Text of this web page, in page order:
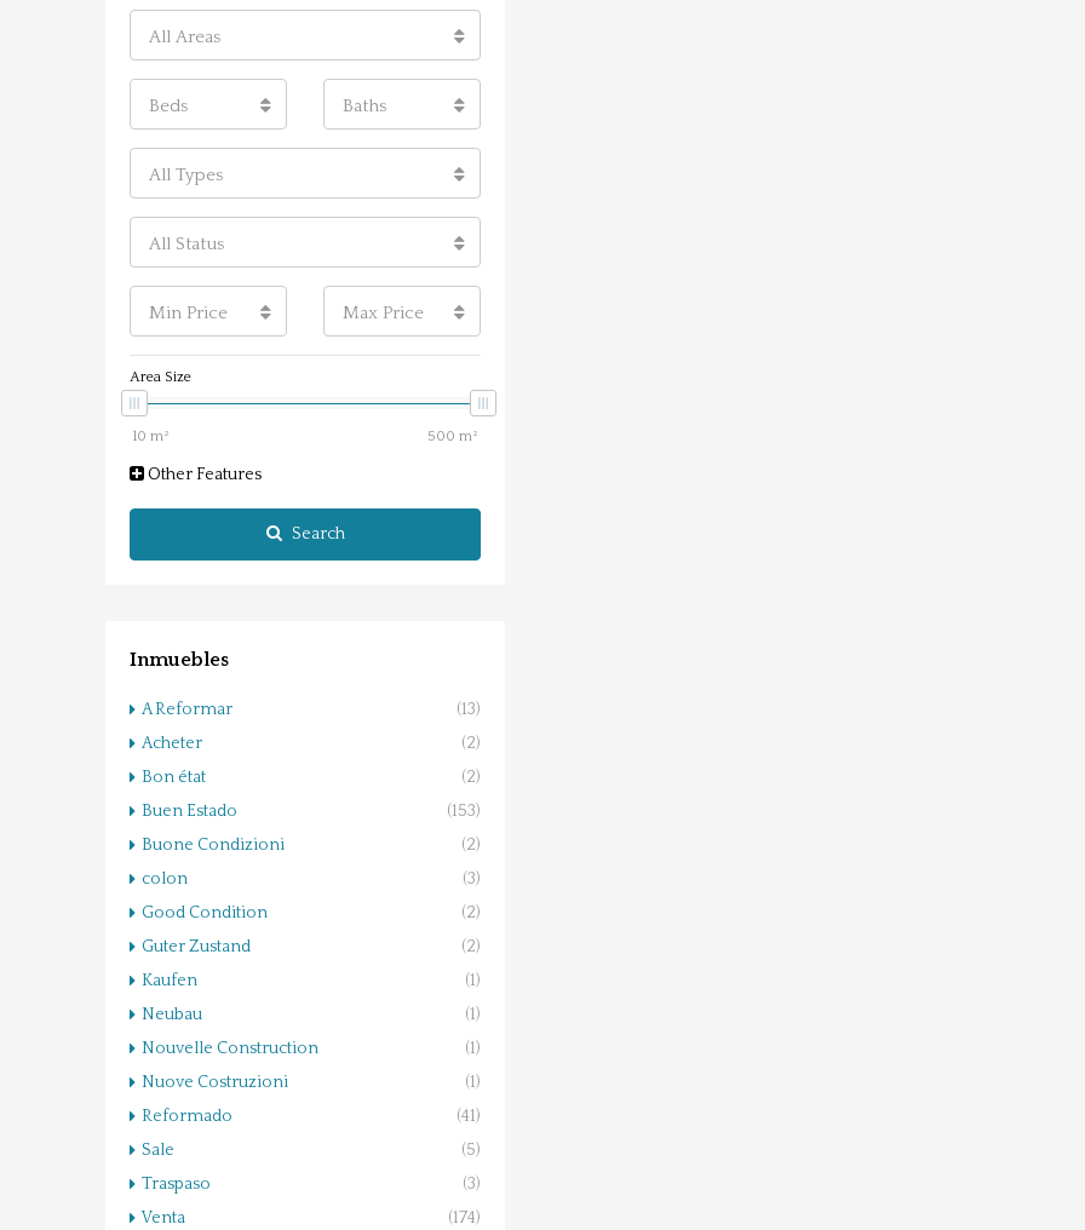
All Areas
Beds Baths
All Types
All Status
Min Price Max Price
Area Size
Other Features
Search
Inmuebles
A Reformar
(13)
Acheter
(2)
Bon état
(2)
Buen Estado
(153)
Buone Condizioni
(2)
colon
(3)
Good Condition
(2)
Guter Zustand
(2)
Kaufen
(1)
Neubau
(1)
Nouvelle Construction
(1)
Nuove Costruzioni
(1)
Reformado
(41)
Sale
(5)
Traspaso
(3)
Venta
(174)